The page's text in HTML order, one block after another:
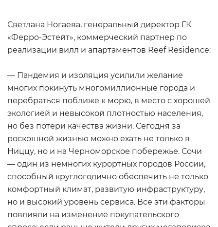
Светлана Ногаева, генеральный директор ГК
«Ферро-Эстейт», коммерческий партнер по
реализации вилл и апартаментов Reef Residence:
— Пандемия и изоляция усилили желание
многих покинуть многомиллионные города и
перебраться поближе к морю, в место с хорошей
экологией и невысокой плотностью населения,
но без потери качества жизни. Сегодня за
роскошной жизнью можно ехать не только в
Ниццу, но и на Черноморское побережье. Сочи
— один из немногих курортных городов России,
способный круглогодично обеспечить не только
комфортный климат, развитую инфраструктуру,
но и высокий уровень сервиса. Все эти факторы
повлияли на изменение покупательского